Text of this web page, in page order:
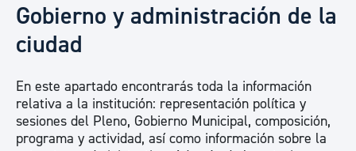
Gobierno y administración de la
ciudad
En este apartado encontrarás toda la información
relativa a la institución: representación política y
sesiones del Pleno, Gobierno Municipal, composición,
programa y actividad, así como información sobre la